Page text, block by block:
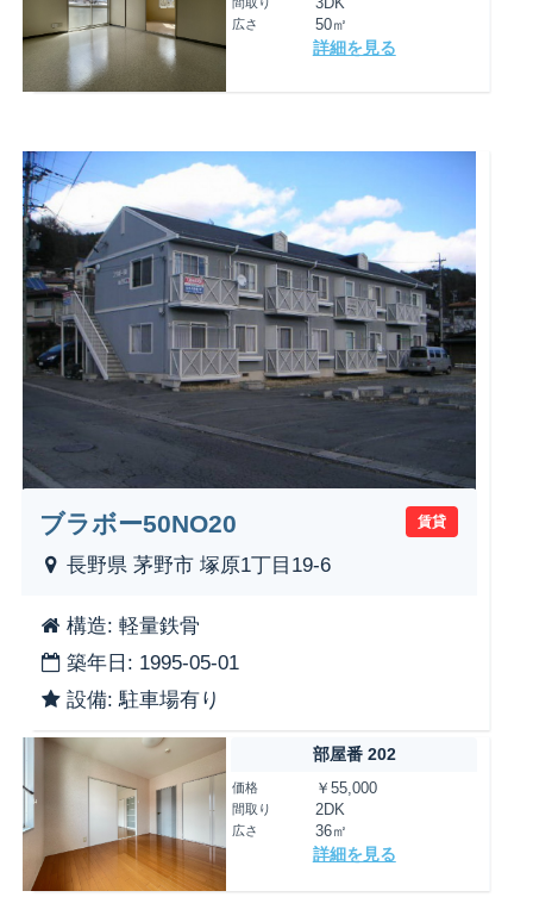
3DK
広さ 50㎡
詳細を見る
賃貸
ブラボー50NO20
長野県 茅野市 塚原1丁目19-6
構造: 軽量鉄骨
築年日: 1995-05-01
設備: 駐車場有り
部屋番 202
価格 ￥55,000
間取り 2DK
広さ 36㎡
詳細を見る